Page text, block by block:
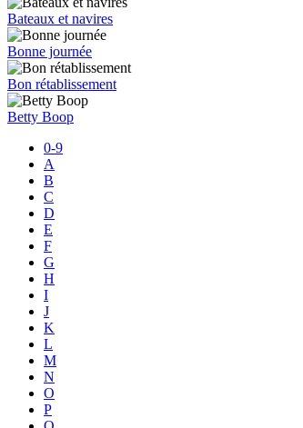
Bateaux et navires
Bonne journée
Bon rétablissement
Betty Boop
0-9
A
B
C
D
E
F
G
H
I
J
K
L
M
N
O
P